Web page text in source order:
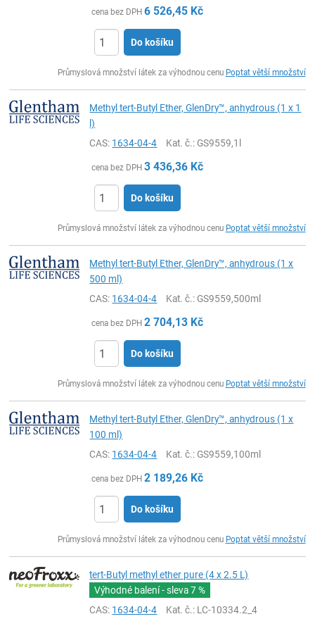
cena bez DPH 6 526,45 Kč
Do košíku
Průmyslová množství látek za výhodnou cenu Poptat větší množství
Methyl tert-Butyl Ether, GlenDry™, anhydrous (1 x 1
l)
CAS: 1634-04-4 Kat. č.: GS9559,1l
cena bez DPH 3 436,36 Kč
Do košíku
Průmyslová množství látek za výhodnou cenu Poptat větší množství
Methyl tert-Butyl Ether, GlenDry™, anhydrous (1 x
500 ml)
CAS: 1634-04-4 Kat. č.: GS9559,500ml
cena bez DPH 2 704,13 Kč
Do košíku
Průmyslová množství látek za výhodnou cenu Poptat větší množství
Methyl tert-Butyl Ether, GlenDry™, anhydrous (1 x
100 ml)
CAS: 1634-04-4 Kat. č.: GS9559,100ml
cena bez DPH 2 189,26 Kč
Do košíku
Průmyslová množství látek za výhodnou cenu Poptat větší množství
tert-Butyl methyl ether pure (4 x 2.5 L)
Výhodné balení - sleva7 %
CAS: 1634-04-4 Kat. č.: LC-10334.2_4